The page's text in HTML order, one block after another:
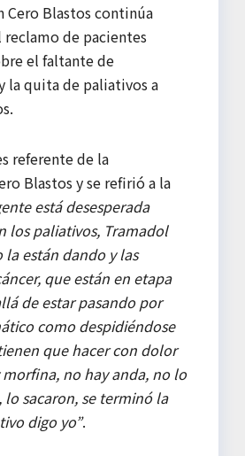
Cero Blastos continúa
de pacientes
el faltante de
la quita de paliativos a
referente de la
Blastos y se refirió a la
está desesperada
los paliativos, Tramadol
la están dando y las
que están en etapa
de estar pasando por
como despidiéndose
que hacer con dolor
no hay anda, no lo
lo sacaron, se terminó la
digo yo”.